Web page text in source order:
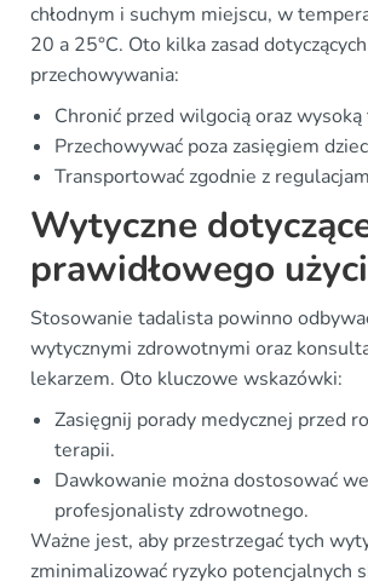
chłodnym i suchym miejscu, w
20 a 25°C. Oto kilka zasad
przechowywania:
Chronić przed wilgocią oraz
Przechowywać poza zasięgiem
Transportować zgodnie z
Wytyczne
prawidłowego
Stosowanie tadalista powinno
wytycznymi zdrowotnymi oraz
lekarzem. Oto kluczowe wskazówki:
Zasięgnij porady medycznej przed
terapii.
Dawkowanie można dostosować
profesjonalisty zdrowotnego.
Ważne jest, aby przestrzegać tych
zminimalizować ryzyko potencjalnych